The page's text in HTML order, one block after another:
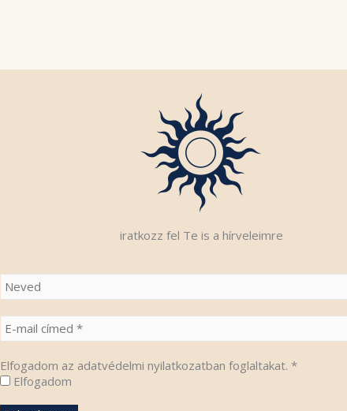
iratkozz fel Te is a hírveleimre
Elfogadom az adatvédelmi nyilatkozatban foglaltakat. *
Elfogadom